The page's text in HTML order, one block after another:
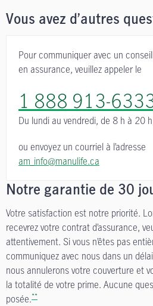
Vous avez d’autres
Pour communiquer avec un
en assurance, veuillez appeler le
1 888 913-
Du lundi au vendredi, de 8 h à 20
ou envoyez un courriel à l’adresse
am_info@manulife.ca
Notre garantie de 30
Votre satisfaction est notre priorité.
recevrez votre contrat d’assurance,
attentivement. Si vous n’êtes pas
communiquez avec nous dans un
nous annulerons votre couverture et
la totalité de votre prime. Aucune
posée.**